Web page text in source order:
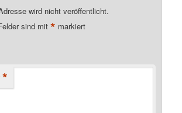
wird nicht veröffentlicht.
sind mit* markiert
*